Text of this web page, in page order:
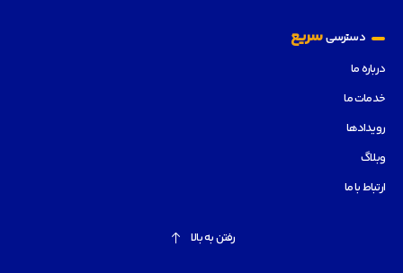
دسترسیسریع
درباره ما
خدمات ما
رویدادها
وبلاگ
ارتباط با ما
رفتن به بالا